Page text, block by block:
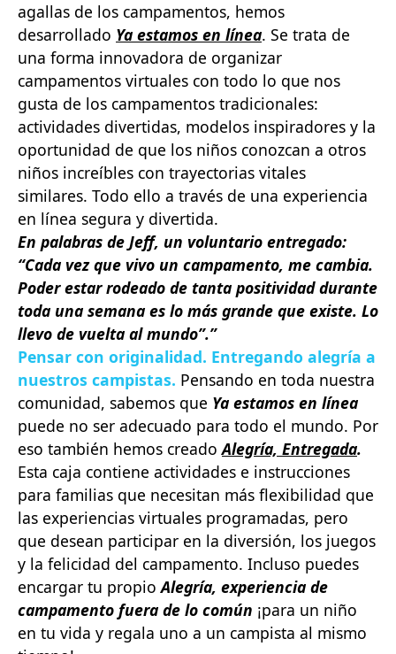
agallas de los campamentos, hemos
desarrollado Ya estamos en línea. Se trata de
una forma innovadora de organizar
campamentos virtuales con todo lo que nos
gusta de los campamentos tradicionales:
actividades divertidas, modelos inspiradores y la
oportunidad de que los niños conozcan a otros
niños increíbles con trayectorias vitales
similares. Todo ello a través de una experiencia
en línea segura y divertida.
En palabras de Jeff, un voluntario entregado:
“Cada vez que vivo un campamento, me cambia.
Poder estar rodeado de tanta positividad durante
toda una semana es lo más grande que existe. Lo
llevo de vuelta al mundo”.”
Pensar con originalidad. Entregando alegría a
nuestros campistas. Pensando en toda nuestra
comunidad, sabemos que Ya estamos en línea
puede no ser adecuado para todo el mundo. Por
eso también hemos creadoAlegría, Entregada.
Esta caja contiene actividades e instrucciones
para familias que necesitan más flexibilidad que
las experiencias virtuales programadas, pero
que desean participar en la diversión, los juegos
y la felicidad del campamento. Incluso puedes
encargar tu propioAlegría, experiencia de
campamento fuera de lo común ¡para un niño
en tu vida y regala uno a un campista al mismo